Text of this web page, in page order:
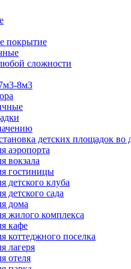
покрытие
сложности
8м3
детских площадок
аэропорта
вокзала
гостиницы
детского клуба
детского сада
дома
жилого комплекса
кафе
коттеджного поселка
лагеря
отеля